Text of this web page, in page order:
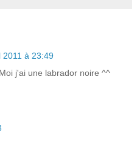
2011 à 23:49
j'ai une labrador noire ^^